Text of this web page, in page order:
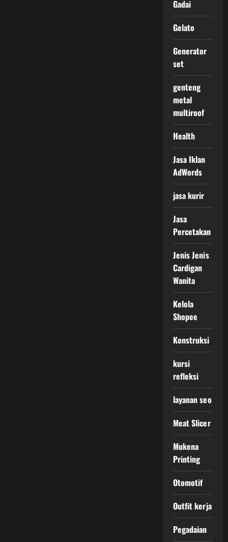
Gadai
Gelato
Generator
set
genteng
metal
multiroof
Health
Jasa Iklan
AdWords
jasa kurir
Jasa
Percetakan
Jenis Jenis
Cardigan
Wanita
Kelola
Shopee
Konstruksi
kursi
refleksi
layanan seo
Meat Slicer
Mukena
Printing
Otomotif
Outfit kerja
Pegadaian